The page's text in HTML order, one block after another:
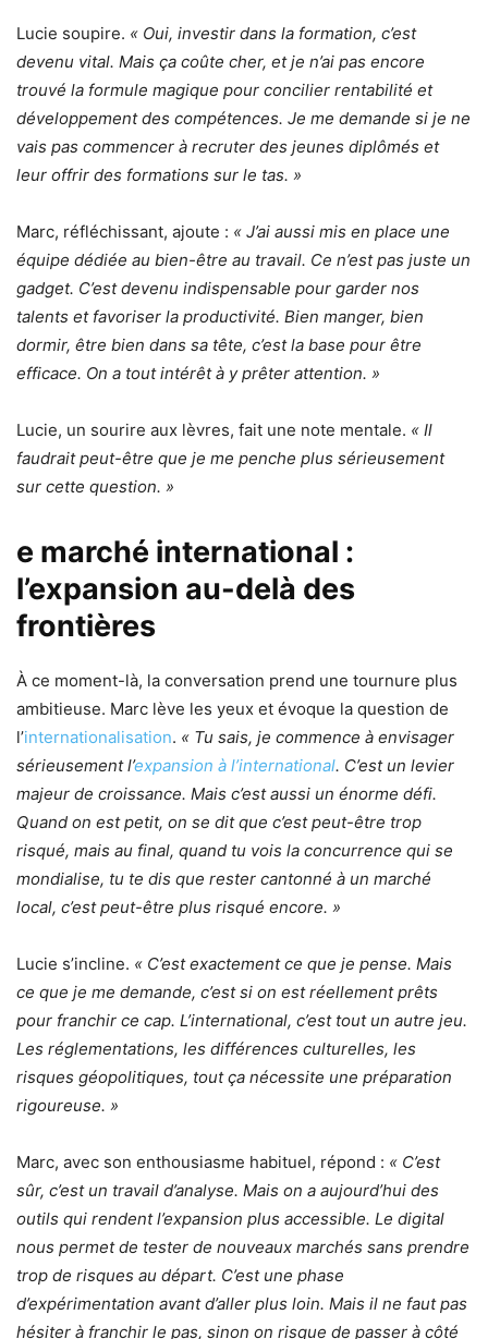
Lucie soupire. « Oui, investir dans la formation, c’est
devenu vital. Mais ça coûte cher, et je n’ai pas encore
trouvé la formule magique pour concilier rentabilité et
développement des compétences. Je me demande si je ne
vais pas commencer à recruter des jeunes diplômés et
leur offrir des formations sur le tas. »
Marc, réfléchissant, ajoute : « J’ai aussi mis en place une
équipe dédiée au bien-être au travail. Ce n’est pas juste un
gadget. C’est devenu indispensable pour garder nos
talents et favoriser la productivité. Bien manger, bien
dormir, être bien dans sa tête, c’est la base pour être
efficace. On a tout intérêt à y prêter attention. »
Lucie, un sourire aux lèvres, fait une note mentale. « Il
faudrait peut-être que je me penche plus sérieusement
sur cette question. »
e marché international :
l’expansion au-delà des
frontières
À ce moment-là, la conversation prend une tournure plus
ambitieuse. Marc lève les yeux et évoque la question de
l’internationalisation. « Tu sais, je commence à envisager
sérieusement l’expansion à l’international. C’est un levier
majeur de croissance. Mais c’est aussi un énorme défi.
Quand on est petit, on se dit que c’est peut-être trop
risqué, mais au final, quand tu vois la concurrence qui se
mondialise, tu te dis que rester cantonné à un marché
local, c’est peut-être plus risqué encore. »
Lucie s’incline. « C’est exactement ce que je pense. Mais
ce que je me demande, c’est si on est réellement prêts
pour franchir ce cap. L’international, c’est tout un autre jeu.
Les réglementations, les différences culturelles, les
risques géopolitiques, tout ça nécessite une préparation
rigoureuse. »
Marc, avec son enthousiasme habituel, répond : « C’est
sûr, c’est un travail d’analyse. Mais on a aujourd’hui des
outils qui rendent l’expansion plus accessible. Le digital
nous permet de tester de nouveaux marchés sans prendre
trop de risques au départ. C’est une phase
d’expérimentation avant d’aller plus loin. Mais il ne faut pas
hésiter à franchir le pas, sinon on risque de passer à côté